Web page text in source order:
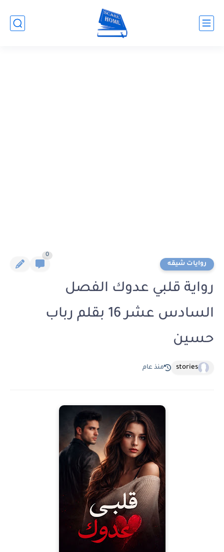
روايات شيقه
0
رواية قلبي عدوك الفصل
السادس عشر 16 بقلم رباب
حسين
stories منذ عام